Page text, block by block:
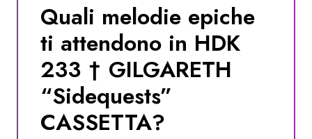
CASSETTA
quantità
Quali melodie epiche
ti attendono in HDK
233 † GILGARETH
“Sidequests”
CASSETTA?